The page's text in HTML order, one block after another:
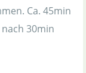
Ca. 45min
30min